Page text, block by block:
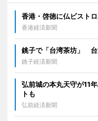
香港・啓徳に仏ビスト
香港経済新聞
銚子で「台湾茶坊」 台
銚子経済新聞
弘前城の本丸天守が11
トも
弘前経済新聞